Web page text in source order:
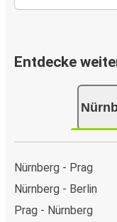
Entdecke
Nürnberg - Prag
Nürnberg - Berlin
Prag - Nürnberg